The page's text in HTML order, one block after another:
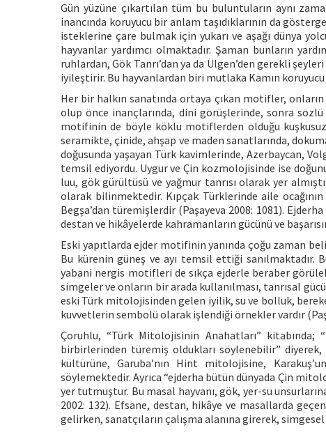
Gün yüzüne çıkartılan tüm bu buluntuların aynı
inancında koruyucu bir anlam taşıdıklarının da
isteklerine çare bulmak için yukarı ve aşağı dünya
hayvanlar yardımcı olmaktadır. Şaman bunların
ruhlardan, Gök Tanrı’dan ya da Ülgen’den gerekli
iyileştirir. Bu hayvanlardan biri mutlaka Kamın koruyucu
Her bir halkın sanatında ortaya çıkan motifler,
olup önce inançlarında, dini görüşlerinde, sonra
motifinin de böyle köklü motiflerden olduğu
seramikte, çinide, ahşap ve maden sanatlarında,
doğusunda yaşayan Türk kavimlerinde, Azerbaycan,
temsil ediyordu. Uygur ve Çin kozmolojisinde ise
luu, gök gürültüsü ve yağmur tanrısı olarak yer
olarak bilinmektedir. Kıpçak Türklerinde aile
Begşa’dan türemişlerdir (Paşayeva 2008: 1081).
destan ve hikâyelerde kahramanların gücünü ve
Eski yapıtlarda ejder motifinin yanında çoğu zaman
Bu kürenin güneş ve ayı temsil ettiği
yabani nergis motifleri de sıkça ejderle beraber
simgeler ve onların bir arada kullanılması, tanrısal
eski Türk mitolojisinden gelen iyilik, su ve bolluk,
kuvvetlerin sembolü olarak işlendiği örnekler vardır
Çoruhlu, “Türk Mitolojisinin Anahatları”
birbirlerinden türemiş oldukları söylenebilir” diyerek,
kültürüne, Garuba’nın Hint mitolojisine,
söylemektedir. Ayrıca “ejderha bütün dünyada Çin
yer tutmuştur. Bu masal hayvanı, gök, yer-su
2002: 132). Efsane, destan, hikâye ve masallarda
gelirken, sanatçıların çalışma alanına girerek,